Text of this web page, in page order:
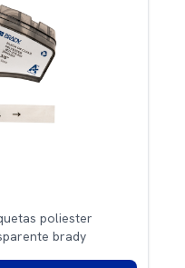
poliester
brady